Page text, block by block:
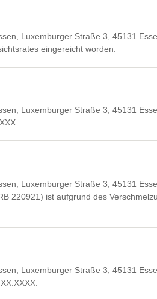
Luxemburger Straße 3, 45131
eingereicht worden.
Luxemburger Straße 3, 45131
Luxemburger Straße 3, 45131
220921) ist aufgrund des
Luxemburger Straße 3, 45131